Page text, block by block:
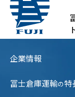
企業情報
冨士倉庫運輸の特